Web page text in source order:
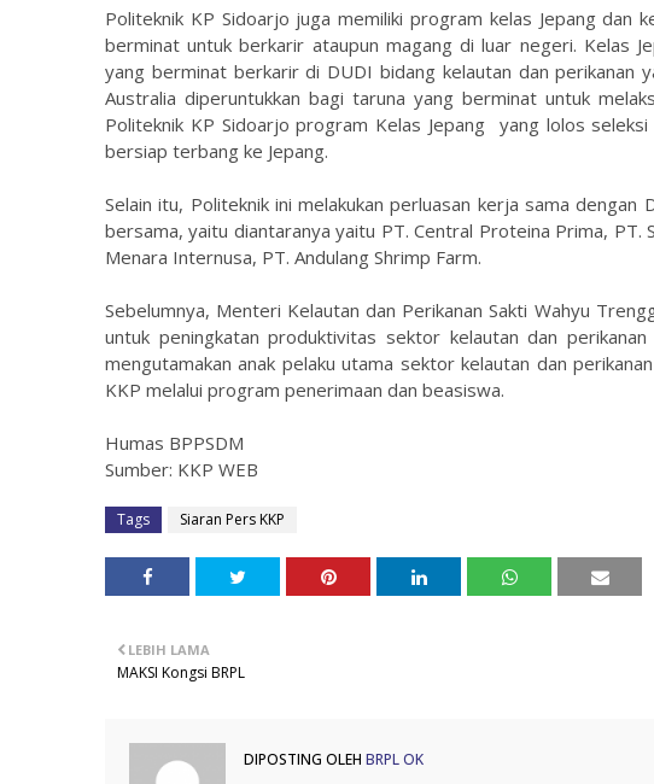
Politeknik KP Sidoarjo juga memiliki program kelas Jepang dan
berminat untuk berkarir ataupun magang di luar negeri. Kelas
yang berminat berkarir di DUDI bidang kelautan dan perikanan
Australia diperuntukkan bagi taruna yang berminat untuk
Politeknik KP Sidoarjo program Kelas Jepang yang lolos
bersiap terbang ke Jepang.
Selain itu, Politeknik ini melakukan perluasan kerja sama dengan
bersama, yaitu diantaranya yaitu PT. Central Proteina Prima, PT.
Menara Internusa, PT. Andulang Shrimp Farm.
Sebelumnya, Menteri Kelautan dan Perikanan Sakti Wahyu
untuk peningkatan produktivitas sektor kelautan dan
mengutamakan anak pelaku utama sektor kelautan dan
KKP melalui program penerimaan dan beasiswa.
Humas BPPSDM
Sumber: KKP WEB
Tags Siaran Pers KKP
LEBIH LAMA
MAKSI Kongsi BRPL
DIPOSTING OLEH BRPL OK